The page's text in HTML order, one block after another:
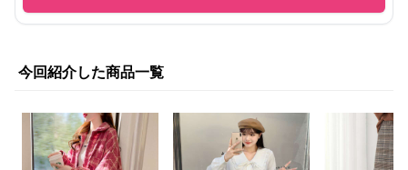
今回紹介した商品一覧